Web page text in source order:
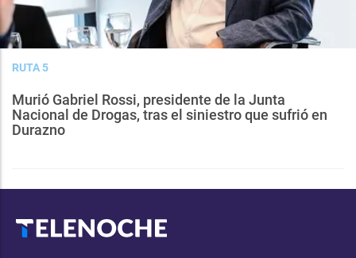
RUTA 5
Murió Gabriel Rossi, presidente de la Junta
Nacional de Drogas, tras el siniestro que sufrió en
Durazno